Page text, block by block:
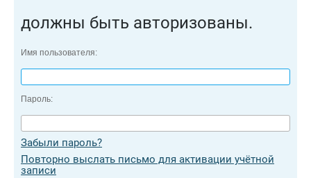
должны быть авторизованы.
Имя пользователя:
Пароль:
Забыли пароль?
Повторно выслать письмо для активации учётной
записи